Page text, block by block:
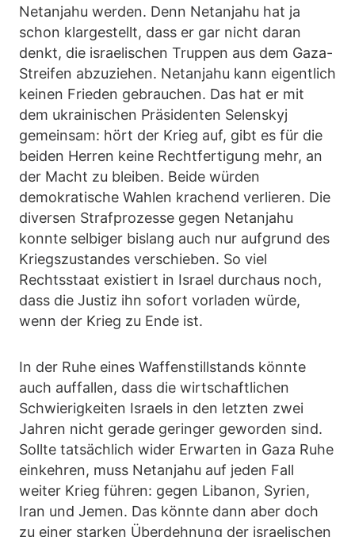
Netanjahu werden. Denn Netanjahu hat ja
schon klargestellt, dass er gar nicht daran
denkt, die israelischen Truppen aus dem Gaza-
Streifen abzuziehen. Netanjahu kann eigentlich
keinen Frieden gebrauchen. Das hat er mit
dem ukrainischen Präsidenten Selenskyj
gemeinsam: hört der Krieg auf, gibt es für die
beiden Herren keine Rechtfertigung mehr, an
der Macht zu bleiben. Beide würden
demokratische Wahlen krachend verlieren. Die
diversen Strafprozesse gegen Netanjahu
konnte selbiger bislang auch nur aufgrund des
Kriegszustandes verschieben. So viel
Rechtsstaat existiert in Israel durchaus noch,
dass die Justiz ihn sofort vorladen würde,
wenn der Krieg zu Ende ist.
In der Ruhe eines Waffenstillstands könnte
auch auffallen, dass die wirtschaftlichen
Schwierigkeiten Israels in den letzten zwei
Jahren nicht gerade geringer geworden sind.
Sollte tatsächlich wider Erwarten in Gaza Ruhe
einkehren, muss Netanjahu auf jeden Fall
weiter Krieg führen: gegen Libanon, Syrien,
Iran und Jemen. Das könnte dann aber doch
zu einer starken Überdehnung der israelischen